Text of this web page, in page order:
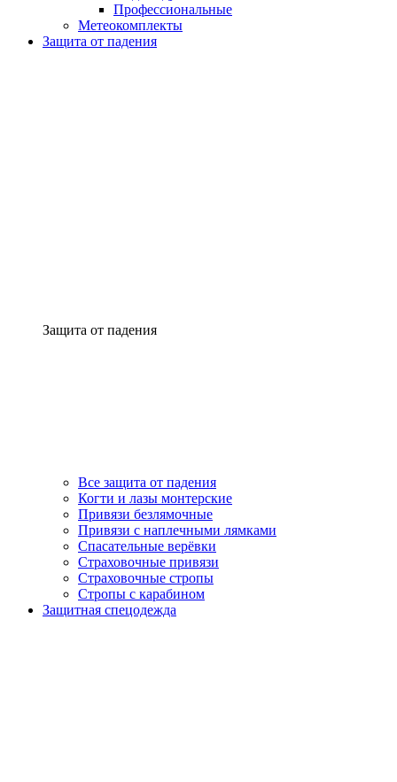
Профессиональные
Метеокомплекты
Защита от падения
Защита от падения
Все защита от падения
Когти и лазы монтерские
Привязи безлямочные
Привязи с наплечными лямками
Спасательные верёвки
Страховочные привязи
Страховочные стропы
Стропы с карабином
Защитная спецодежда